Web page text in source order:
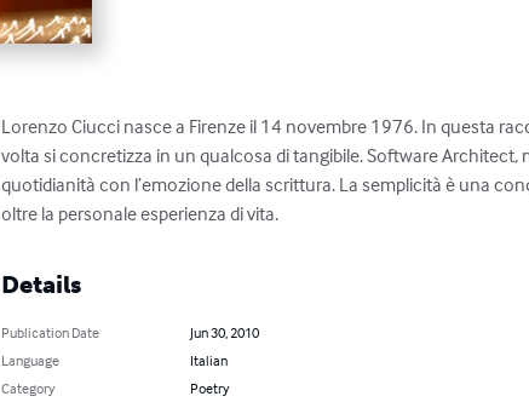
Lorenzo Ciucci nasce a Firenze il 14 novembre 1976. In questa
volta si concretizza in un qualcosa di tangibile. Software Architect,
quotidianità con l’emozione della scrittura. La semplicità è una
oltre la personale esperienza di vita.
Details
Publication Date
Jun 30, 2010
Language
Italian
Category
Poetry